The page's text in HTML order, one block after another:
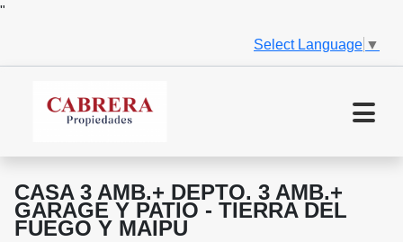
"
Select Language ▼
CASA 3 AMB.+ DEPTO. 3 AMB.+
GARAGE Y PATIO - TIERRA DEL
FUEGO Y MAIPU